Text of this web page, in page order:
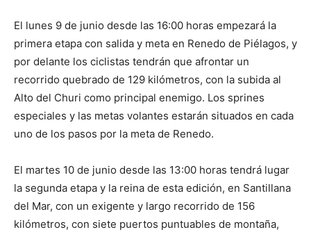
El lunes 9 de junio desde las 16:00 horas empezará la
primera etapa con salida y meta en Renedo de Piélagos, y
por delante los ciclistas tendrán que afrontar un
recorrido quebrado de 129 kilómetros, con la subida al
Alto del Churi como principal enemigo. Los sprines
especiales y las metas volantes estarán situados en cada
uno de los pasos por la meta de Renedo.
El martes 10 de junio desde las 13:00 horas tendrá lugar
la segunda etapa y la reina de esta edición, en Santillana
del Mar, con un exigente y largo recorrido de 156
kilómetros, con siete puertos puntuables de montaña,